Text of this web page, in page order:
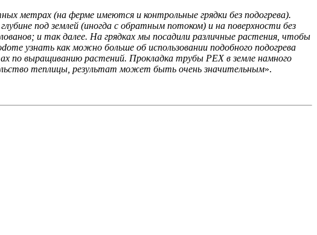
метрах (на ферме имеются и контрольные грядки без подогрева).
под землей (иногда с обратным потоком) и на поверхности без
и так далее. На грядках мы посадили различные растения, чтобы
узнать как можно больше об использовании подобного подогрева
по выращиванию растений. Прокладка трубы PEX в земле намного
теплицы, результат может быть очень значительным».